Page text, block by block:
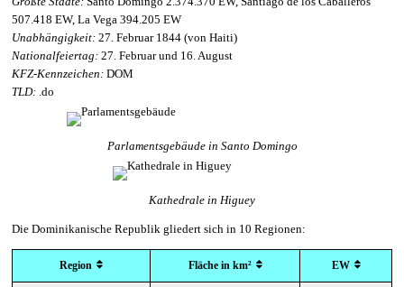
507.418 EW, La Vega 394.205 EW
Unabhängigkeit: 27. Februar 1844 (von Haiti)
Nationalfeiertag: 27. Februar und 16. August
KFZ-Kennzeichen: DOM
TLD: .do
Parlamentsgebäude in Santo Domingo
Kathedrale in Higuey
Die Dominikanische Republik gliedert sich in 10 Regionen:
Region Fläche in km² EW